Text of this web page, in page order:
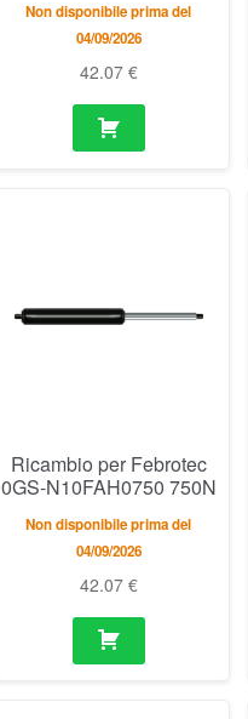
Non disponibile prima del
04/09/2026
42.07 €
Ricambio per Febrotec
0GS-N10FAH0750 750N
Non disponibile prima del
04/09/2026
42.07 €